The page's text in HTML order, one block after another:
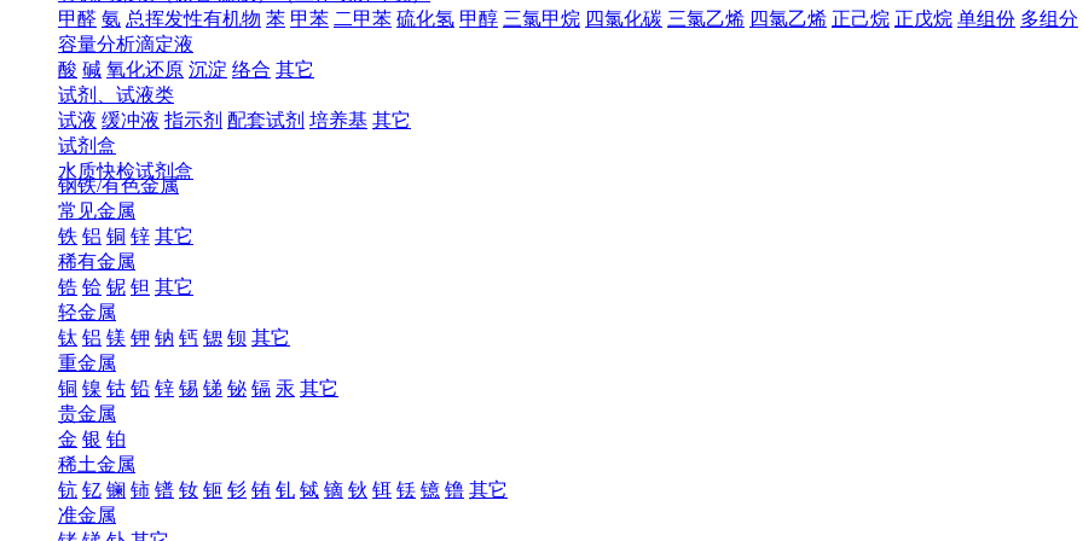
甲醛 氨 总挥发性有机物 苯 甲苯 二甲苯 硫化氢 甲醇 三氯甲烷 四氯化碳 三氯乙烯 四氯乙烯 正己烷 正戊烷 单组份 多组分
容量分析滴定液
酸 碱 氧化还原 沉淀 络合 其它
试剂、试液类
试液 缓冲液 指示剂 配套试剂 培养基 其它
试剂盒
水质快检试剂盒
钢铁/有色金属
常见金属
铁 铝 铜 锌 其它
稀有金属
锆 铪 铌 钽 其它
轻金属
钛 铝 镁 钾 钠 钙 锶 钡 其它
重金属
铜 镍 钴 铅 锌 锡 锑 铋 镉 汞 其它
贵金属
金 银 铂
稀土金属
钪 钇 镧 铈 镨 钕 钷 钐 铕 钆 铽 镝 钬 铒 铥 镱 镥 其它
准金属